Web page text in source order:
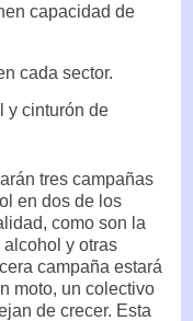
capacidad de
cada sector.
y cinturón de
tres campañas
en dos de los
como son la
y otras
campaña estará
moto, un colectivo
de crecer. Esta